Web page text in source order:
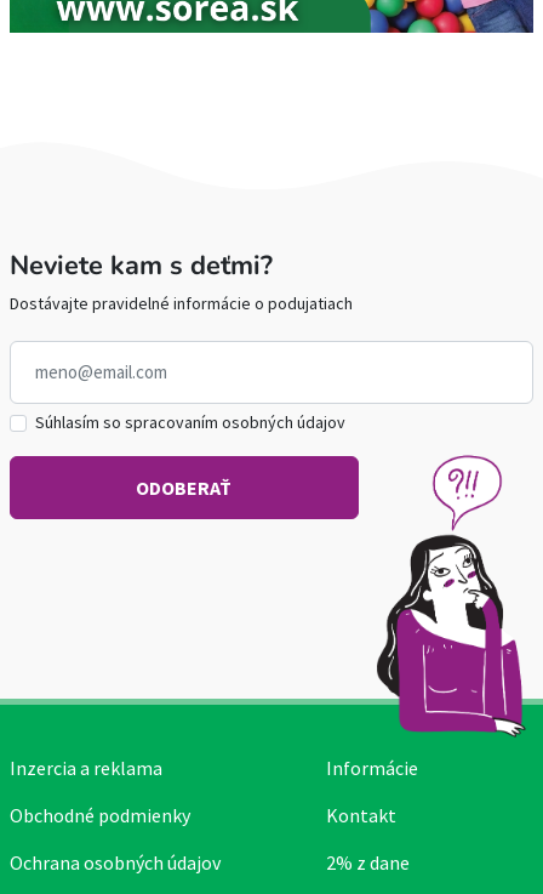
Neviete kam s deťmi?
Dostávajte pravidelné informácie o podujatiach
Súhlasím so spracovaním osobných údajov
Inzercia a reklama
Obchodné podmienky
Ochrana osobných údajov
Informácie
Kontakt
2% z dane